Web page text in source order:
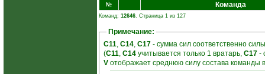
№ Команда
Команд: 12646. Страница 1 из 127
Примечание:
C11, C14, C17 - сумма сил соответственно
(C11, C14 учитывается только 1 вратарь, C17 -
V отображает среднюю силу состава команды